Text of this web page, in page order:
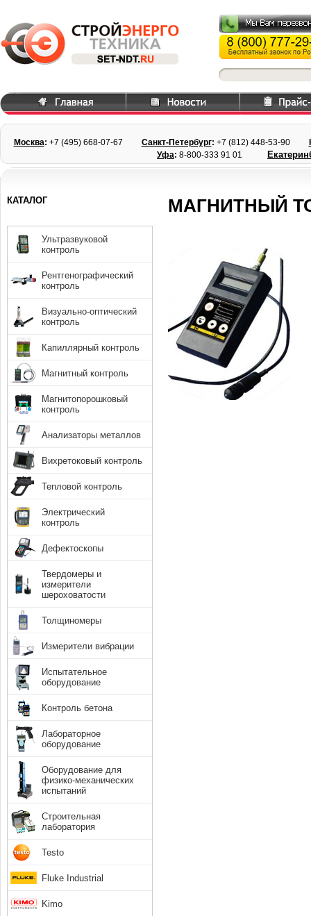
Москва: +7 (495) 668-07-67 Санкт-Петербург: +7 (812) 448-53-90
Уфа: 8-800-333 91 01
МАГНИТНЫЙ
КАТАЛОГ
Ультразвуковой
контроль
Рентгенографический
контроль
Визуально-оптический
контроль
Капиллярный контроль
Магнитный контроль
Магнитопорошковый
контроль
Анализаторы металлов
Вихретоковый контроль
Тепловой контроль
Электрический
контроль
Дефектоскопы
Твердомеры и
измерители
шероховатости
Толщиномеры
Измерители вибрации
Испытательное
оборудование
Контроль бетона
Лабораторное
оборудование
Оборудование для
физико-механических
испытаний
Строительная
лаборатория
Testo
Fluke Industrial
Kimo